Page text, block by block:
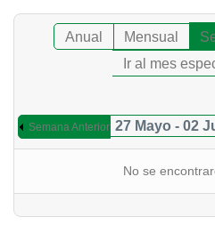
Anual Mensual
Ir al mes
Semana Anterior 27 Mayo - 02
No se